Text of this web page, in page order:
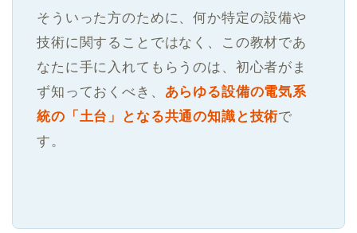
そういった方のために、何か特定の設備や
技術に関することではなく、この教材であ
なたに手に入れてもらうのは、初心者がま
ず知っておくべき、 あらゆる設備の電気系
統の「土台」となる共通の知識と技術で
す。